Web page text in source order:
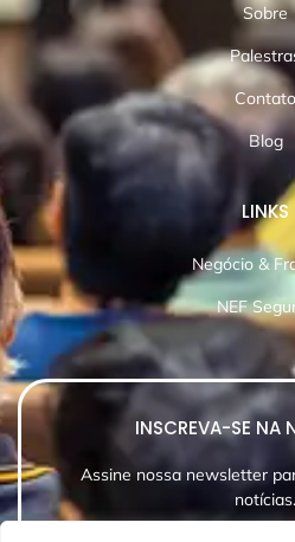
Sobre
Contato
Blog
LINKS
Negócio &
NEF
INSCREVA-SE NA
Assine nossa newsletter
notícias.